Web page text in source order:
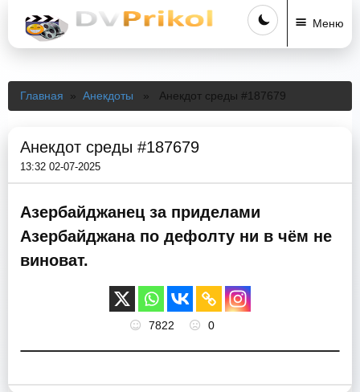
Меню
Главная » Анекдоты » Анекдот среды #187679
Анекдот среды #187679
13:32 02-07-2025
Азербайджанец за приделами
Азербайджана по дефолту ни в чём не
виноват.
7822 0